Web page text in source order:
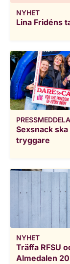
NYHET
Lina Fridéns
Sexsnack
tryggare
NYHET
Träffa RFSU
Almedalen